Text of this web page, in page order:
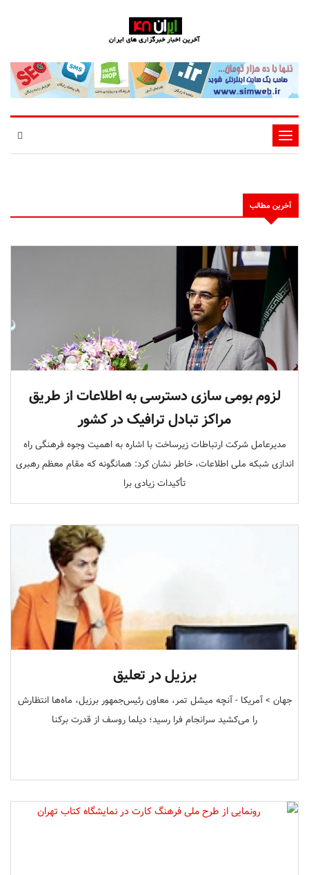
تغییر
وضعیت
آخرین مطالب
لزوم بومی سازی دسترسی به اطلاعات از طریق
مراکز تبادل ترافیک در کشور
مدیرعامل شرکت ارتباطات زیرساخت با اشاره به اهمیت وجوه فرهنگی راه
اندازی شبکه ملی اطلاعات، خاطر نشان کرد: همانگونه که مقام معظم رهبری
تأکیدات زیادی برا
برزیل در تعلیق
جهان > آمریکا - آنچه میشل تمر، معاون رئیس‌جمهور برزیل، ماه‌ها انتظارش
را می‌کشید سرانجام فرا رسید؛ دیلما روسف از قدرت برکنا